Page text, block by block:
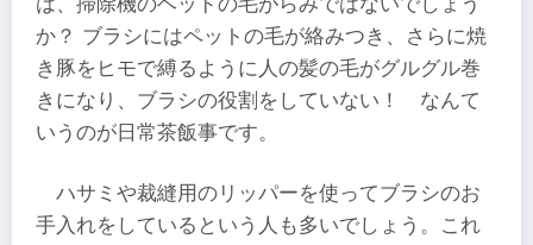
か？ ブラシにはペットの毛が絡みつき、さらに焼
き豚をヒモで縛るように人の髪の毛がグルグル巻
きになり、ブラシの役割をしていない！ なんて
いうのが日常茶飯事です。
ハサミや裁縫用のリッパーを使ってブラシのお
手入れをしているという人も多いでしょう。これ